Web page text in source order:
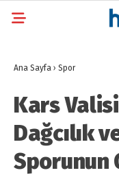
Ana Sayfa › Spor
Kars
Dağcılık
Sporunun